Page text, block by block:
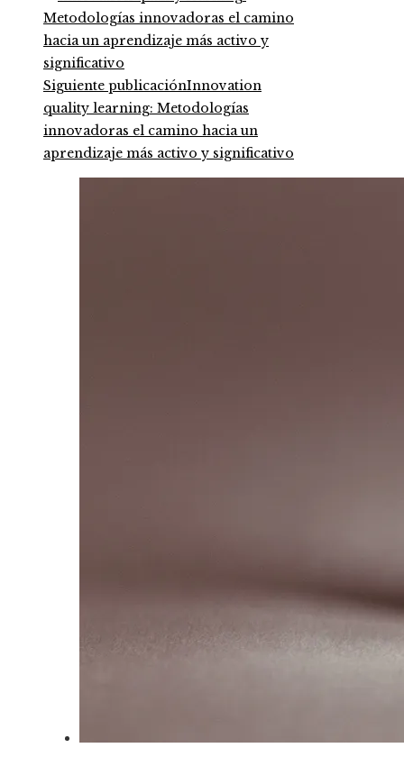
Siguiente publicaciónInnovation
quality learning: Metodologías
innovadoras el camino hacia un
aprendizaje más activo y significativo